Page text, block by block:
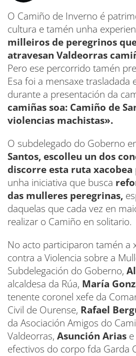
O Camiño de Inverno é
cultura e tamén unha
milleiros de peregrinos
atravesan Valdeorras
Pero ese percorrido tamén
Esa foi a mensaxe trasladada
durante a presentación da
camiñas soa: Camiño de
violencias machistas».
O subdelegado do Goberno
Santos, escolleu un dos
discorre esta ruta xacobea
unha iniciativa que busca
das mulleres peregrinas,
daquelas que cada vez en
realizar o Camiño en solitario.
No acto participaron tamén a
contra a Violencia sobre a
Subdelegación do Goberno,
alcaldesa da Rúa, María
tenente coronel xefe da
Civil de Ourense, Rafael
da Asociación Amigos do
Valdeorras, Asunción Arias
efectivos do corpo fda Garda